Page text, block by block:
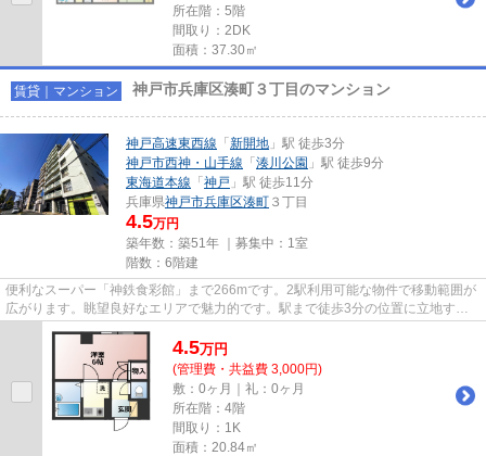
所在階：5階
間取り：2DK
面積：37.30㎡
賃貸｜マンション 神戸市兵庫区湊町３丁目のマンション
神戸高速東西線 「 新開地 」駅 徒歩3分
神戸市西神・山手線 「 湊川公園 」駅 徒歩9分
東海道本線 「 神戸 」駅 徒歩11分
兵庫県神戸市兵庫区湊町 ３丁目
4.5万円
築年数：築51年 ｜募集中： 1室
階数：6階建
便利なスーパー「神鉄食彩館」まで266mです。2駅利用可能な物件で移動範囲が
広がります。眺望良好なエリアで魅力的です。駅まで徒歩3分の位置に立地す
4.5万円
(管理費・共益費 3,000円)
敷：0ヶ月｜礼：0ヶ月
所在階：4階
間取り：1K
面積：20.84㎡